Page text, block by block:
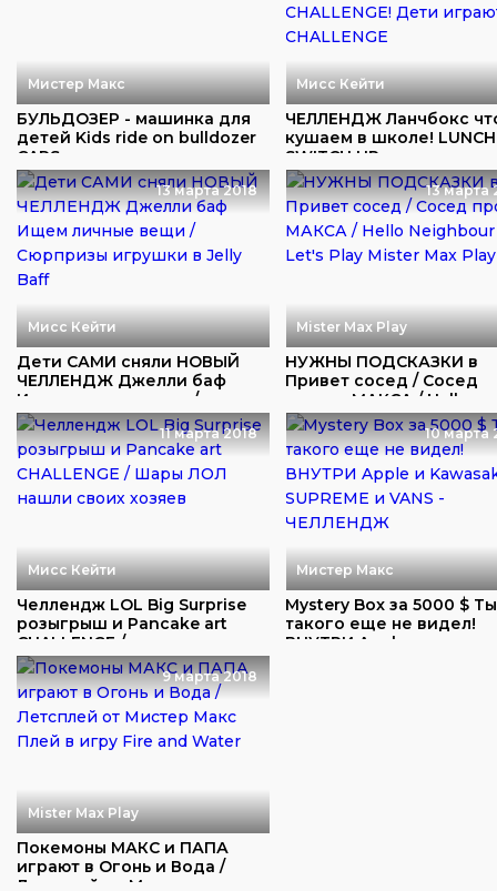
Мистер Макс
БУЛЬДОЗЕР - машинка для
детей Kids ride on bulldozer
CARS
Мисс Кейти
ЧЕЛЛЕНДЖ Ланчбокс
кушаем в школе!
SWITCH UP...
13 марта 2018
Мисс Кейти
Дети САМИ сняли НОВЫЙ
ЧЕЛЛЕНДЖ Джелли баф
Ищем личные вещи /...
13 марта
Mister Max Play
НУЖНЫ ПОДСКАЗКИ в
Привет сосед / Сосед
против МАКСА / Hello ...
11 марта 2018
Мисс Кейти
Челлендж LOL Big Surprise
розыгрыш и Pancake art
CHALLENGE /...
10 марта
Мистер Макс
Mystery Box за 5000 $ Ты
такого еще не видел!
ВНУТРИ Apple и...
9 марта 2018
Mister Max Play
Покемоны МАКС и ПАПА
играют в Огонь и Вода /
Летсплей от Мис...